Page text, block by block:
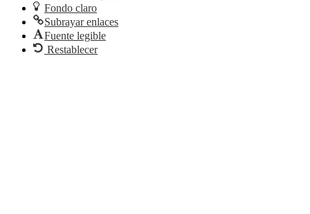
Fondo claro
Subrayar enlaces
Fuente legible
Restablecer